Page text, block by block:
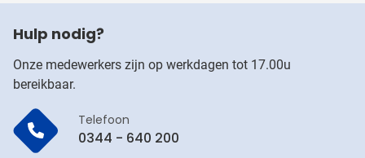
Hulp nodig?
Onze medewerkers zijn op werkdagen tot 17.00u
bereikbaar.
Telefoon
0344 - 640 200